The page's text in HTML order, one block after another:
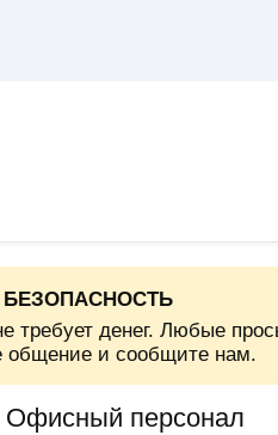
требует денег. Любые
общение и сообщите нам.
персонал